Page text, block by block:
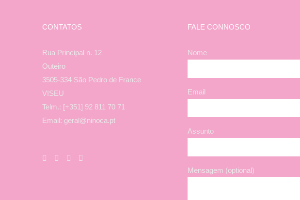
CONTATOS
Rua Principal n. 12
Outeiro
3505-334 São Pedro de France
VISEU
Telm.: [+351] 92 811 70 71
Email: geral@ninoca.pt
FALE CONNOSCO
Nome
Email
Assunto
Mensagem (optional)